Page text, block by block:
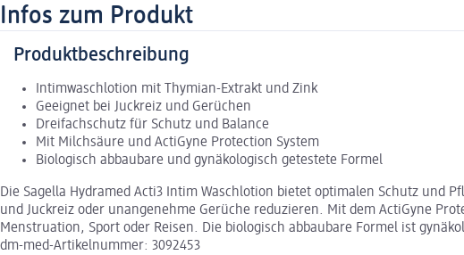
Infos zum Produkt
Produktbeschreibung
Intimwaschlotion mit Thymian-Extrakt und Zink
Geeignet bei Juckreiz und Gerüchen
Dreifachschutz für Schutz und Balance
Mit Milchsäure und ActiGyne Protection System
Biologisch abbaubare und gynäkologisch getestete Formel
Die Sagella Hydramed Acti3 Intim Waschlotion bietet optimalen Schutz und
und Juckreiz oder unangenehme Gerüche reduzieren. Mit dem ActiGyne
Menstruation, Sport oder Reisen. Die biologisch abbaubare Formel ist
dm-med-Artikelnummer: 3092453